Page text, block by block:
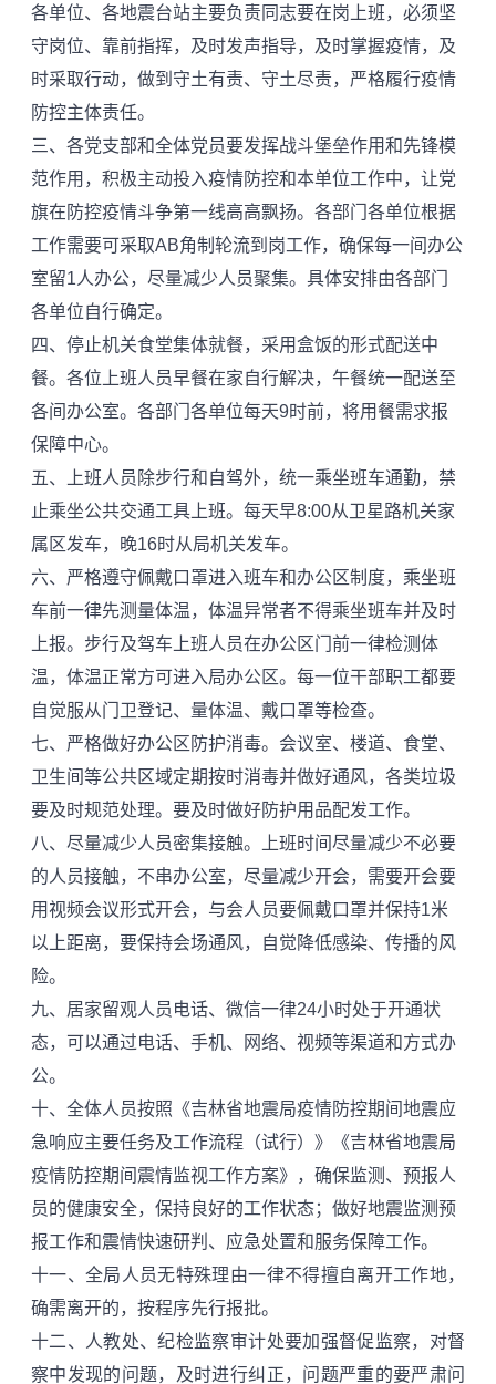
各单位、各地震台站主要负责同志要在岗上班，必须坚
守岗位、靠前指挥，及时发声指导，及时掌握疫情，及
时采取行动，做到守土有责、守土尽责，严格履行疫情
防控主体责任。
三、各党支部和全体党员要发挥战斗堡垒作用和先锋模
范作用，积极主动投入疫情防控和本单位工作中，让党
旗在防控疫情斗争第一线高高飘扬。各部门各单位根据
工作需要可采取AB角制轮流到岗工作，确保每一间办公
室留1人办公，尽量减少人员聚集。具体安排由各部门
各单位自行确定。
四、停止机关食堂集体就餐，采用盒饭的形式配送中
餐。各位上班人员早餐在家自行解决，午餐统一配送至
各间办公室。各部门各单位每天9时前，将用餐需求报
保障中心。
五、上班人员除步行和自驾外，统一乘坐班车通勤，禁
止乘坐公共交通工具上班。每天早8:00从卫星路机关家
属区发车，晚16时从局机关发车。
六、严格遵守佩戴口罩进入班车和办公区制度，乘坐班
车前一律先测量体温，体温异常者不得乘坐班车并及时
上报。步行及驾车上班人员在办公区门前一律检测体
温，体温正常方可进入局办公区。每一位干部职工都要
自觉服从门卫登记、量体温、戴口罩等检查。
七、严格做好办公区防护消毒。会议室、楼道、食堂、
卫生间等公共区域定期按时消毒并做好通风，各类垃圾
要及时规范处理。要及时做好防护用品配发工作。
八、尽量减少人员密集接触。上班时间尽量减少不必要
的人员接触，不串办公室，尽量减少开会，需要开会要
用视频会议形式开会，与会人员要佩戴口罩并保持1米
以上距离，要保持会场通风，自觉降低感染、传播的风
险。
九、居家留观人员电话、微信一律24小时处于开通状
态，可以通过电话、手机、网络、视频等渠道和方式办
公。
十、全体人员按照《吉林省地震局疫情防控期间地震应
急响应主要任务及工作流程（试行）》《吉林省地震局
疫情防控期间震情监视工作方案》，确保监测、预报人
员的健康安全，保持良好的工作状态；做好地震监测预
报工作和震情快速研判、应急处置和服务保障工作。
十一、全局人员无特殊理由一律不得擅自离开工作地，
确需离开的，按程序先行报批。
十二、人教处、纪检监察审计处要加强督促监察，对督
察中发现的问题，及时进行纠正，问题严重的要严肃问